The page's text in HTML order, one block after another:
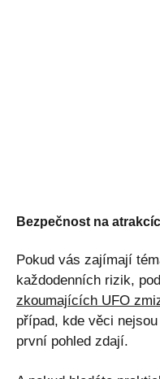
Bezpečnost na
Pokud vás zajímají
každodenních rizik,
zkoumajících UFO
případ, kde věci
první pohled zdají.